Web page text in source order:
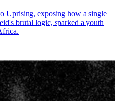
Uprising, exposing how a single
brutal logic, sparked a youth